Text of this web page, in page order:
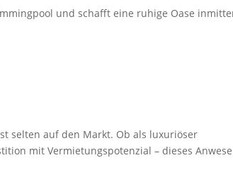
und schafft eine ruhige Oase
selten auf den Markt. Ob als luxuriöser
mit Vermietungspotenzial – dieses